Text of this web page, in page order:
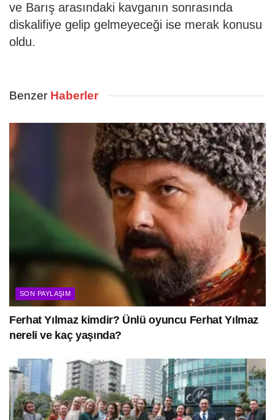
ve Barış arasındaki kavganın sonrasında
diskalifiye gelip gelmeyeceği ise merak konusu
oldu.
Benzer Haberler
SON PAYLAŞIM
Ferhat Yılmaz kimdir? Ünlü oyuncu Ferhat Yılmaz
nereli ve kaç yaşında?